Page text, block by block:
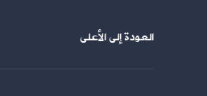
العودة إلى الأعلى